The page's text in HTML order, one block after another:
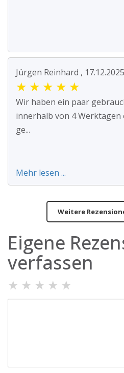
Jürgen Reinhard , 17.12.2025
★ ★ ★ ★ ★
Wir haben ein paar
innerhalb von 4 Werktagen
ge...
Mehr lesen ...
Weitere
Eigene
verfassen
★ ★ ★ ★ ★